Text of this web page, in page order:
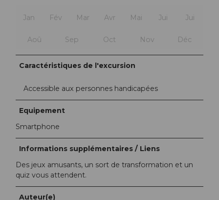
Jan Fév Mar Avr Mai Jui Jui
Aoû Sep Oct Nov Déc
Caractéristiques de l'excursion
Accessible aux personnes handicapées
Equipement
Smartphone
Informations supplémentaires / Liens
Des jeux amusants, un sort de transformation et un
quiz vous attendent.
Auteur(e)